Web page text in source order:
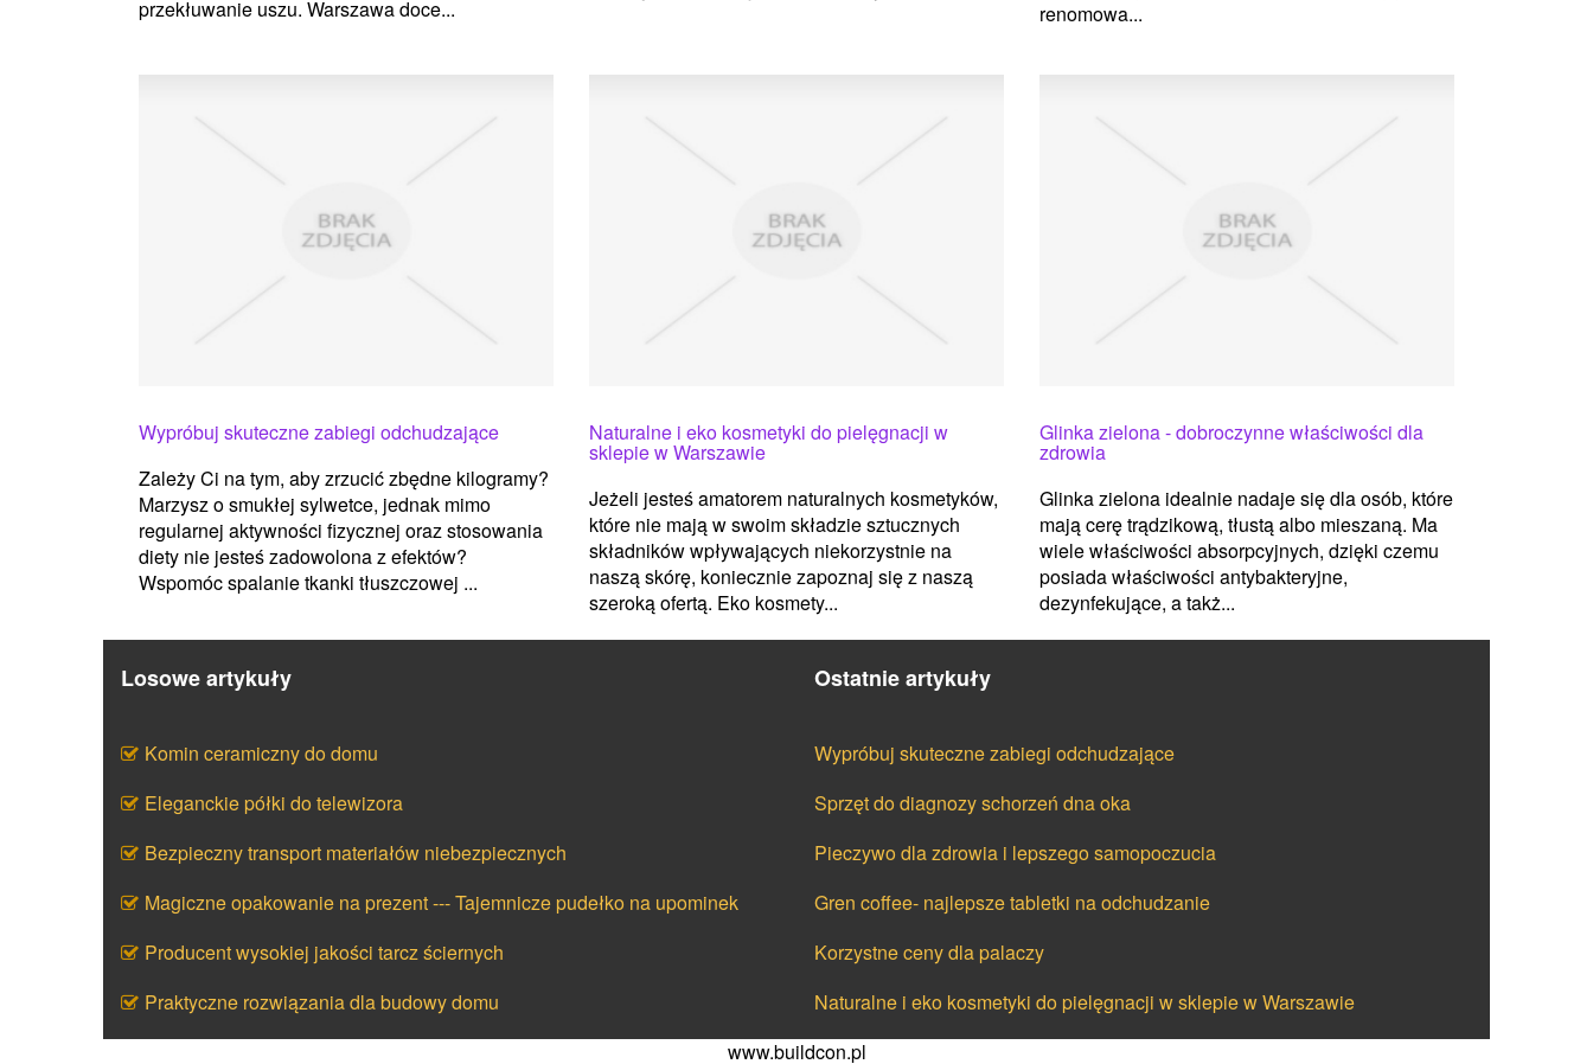
przekłuwanie uszu. Warszawa doce...
renomowa...
Wypróbuj skuteczne zabiegi odchudzające
Zależy Ci na tym, aby zrzucić zbędne kilogramy?
Marzysz o smukłej sylwetce, jednak mimo
regularnej aktywności fizycznej oraz stosowania
diety nie jesteś zadowolona z efektów?
Wspomóc spalanie tkanki tłuszczowej ...
Naturalne i eko kosmetyki do pielęgnacji w
sklepie w Warszawie
Jeżeli jesteś amatorem naturalnych kosmetyków,
które nie mają w swoim składzie sztucznych
składników wpływających niekorzystnie na
naszą skórę, koniecznie zapoznaj się z naszą
szeroką ofertą. Eko kosmety...
Glinka zielona - dobroczynne właściwości dla
zdrowia
Glinka zielona idealnie nadaje się dla osób, które
mają cerę trądzikową, tłustą albo mieszaną. Ma
wiele właściwości absorpcyjnych, dzięki czemu
posiada właściwości antybakteryjne,
dezynfekujące, a takż...
Losowe artykuły
Komin ceramiczny do domu
Eleganckie półki do telewizora
Bezpieczny transport materiałów niebezpiecznych
Magiczne opakowanie na prezent --- Tajemnicze pudełko na upominek
Producent wysokiej jakości tarcz ściernych
Praktyczne rozwiązania dla budowy domu
Ostatnie artykuły
Wypróbuj skuteczne zabiegi odchudzające
Sprzęt do diagnozy schorzeń dna oka
Pieczywo dla zdrowia i lepszego samopoczucia
Gren coffee- najlepsze tabletki na odchudzanie
Korzystne ceny dla palaczy
Naturalne i eko kosmetyki do pielęgnacji w sklepie w Warszawie
www.buildcon.pl